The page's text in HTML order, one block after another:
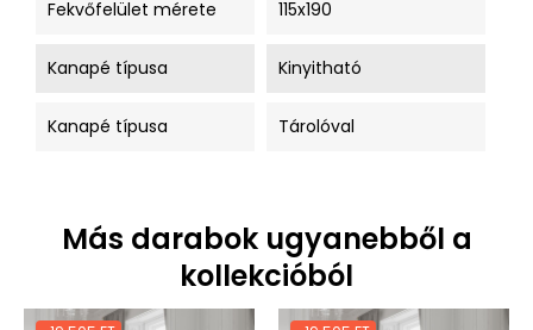
Fekvőfelület mérete 115x190
Kanapé típusa Kinyitható
Kanapé típusa Tárolóval
Más darabok ugyanebből a
kollekcióból